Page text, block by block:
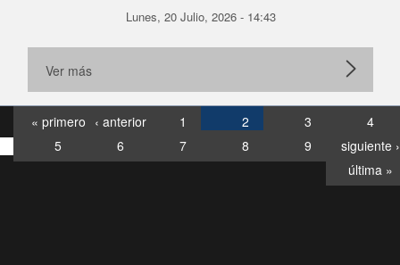
Lunes, 20 Julio, 2026 - 14:43
Ver más
« primero ‹ anterior 1 2 3
4
5
6 7 8 9
siguiente ›
última »